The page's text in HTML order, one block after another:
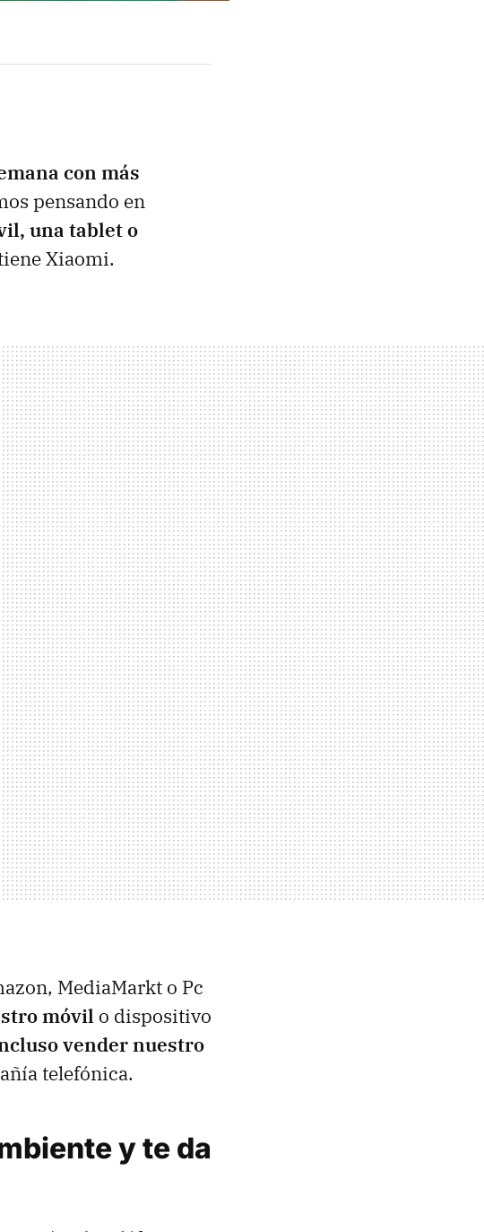
con más
pensando en
una tablet o
Xiaomi.
MediaMarkt o Pc
móvil o dispositivo
vender nuestro
telefónica.
y te da